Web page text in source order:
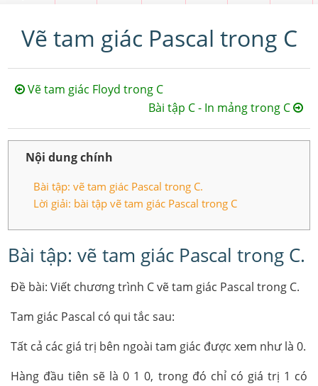
Vẽ tam giác Pascal trong C
Vẽ tam giác Floyd trong C
Bài tập C - In mảng trong C
Nội dung chính
Bài tập: vẽ tam giác Pascal trong C.
Lời giải: bài tập vẽ tam giác Pascal trong C
Bài tập: vẽ tam giác Pascal trong C.
Đề bài: Viết chương trình C vẽ tam giác Pascal trong C.
Tam giác Pascal có qui tắc sau:
Tất cả các giá trị bên ngoài tam giác được xem như là 0.
Hàng đầu tiên sẽ là 0 1 0, trong đó chỉ có giá trị 1 có